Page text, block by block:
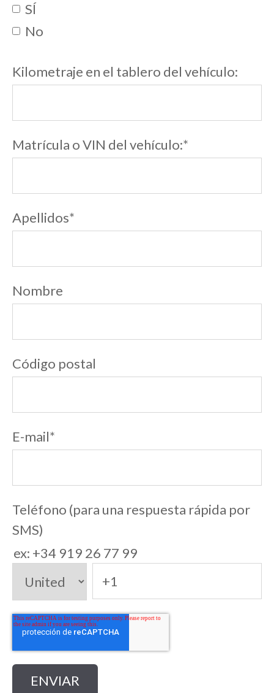
SÍ
No
Kilometraje en el tablero del vehículo:
Matrícula o VIN del vehículo:*
Apellidos*
Nombre
Código postal
E-mail*
Teléfono (para una respuesta rápida por
SMS)
ex: +34 919 26 77 99